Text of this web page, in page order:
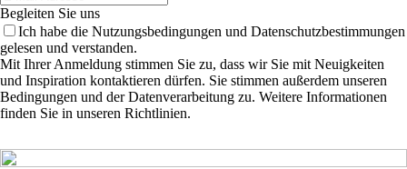
Begleiten Sie uns
Ich habe die Nutzungsbedingungen und Datenschutzbestimmungen
gelesen und verstanden.
Mit Ihrer Anmeldung stimmen Sie zu, dass wir Sie mit Neuigkeiten
und Inspiration kontaktieren dürfen. Sie stimmen außerdem unseren
Bedingungen und der Datenverarbeitung zu. Weitere Informationen
finden Sie in unseren Richtlinien.